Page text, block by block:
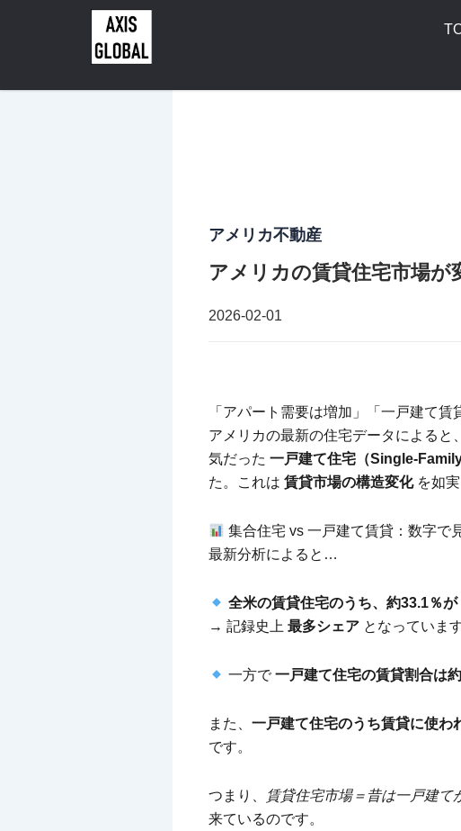
アメリカ不動産
アメリカの賃貸住宅市場が
2026-02-01
「アパート需要は増加」「一戸建て賃
アメリカの最新の住宅データによると、
気だった 一戸建て住宅（Single-
た。これは 賃貸市場の構造変化を如実
集合住宅 vs 一戸建て賃貸：数字で
最新分析によると…
全米の賃貸住宅のうち、約33.1％
→ 記録史上 最多シェア となっています
一方で一戸建て住宅の賃貸割合は
また、 一戸建て住宅のうち賃貸に使わ
です。
つまり、 賃貸住宅市場＝昔は一戸建て
来ているのです。